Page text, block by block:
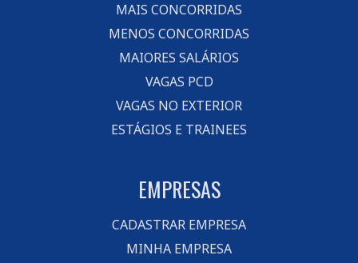
MAIS CONCORRIDAS
MENOS CONCORRIDAS
MAIORES SALÁRIOS
VAGAS PCD
VAGAS NO EXTERIOR
ESTÁGIOS E TRAINEES
EMPRESAS
CADASTRAR EMPRESA
MINHA EMPRESA